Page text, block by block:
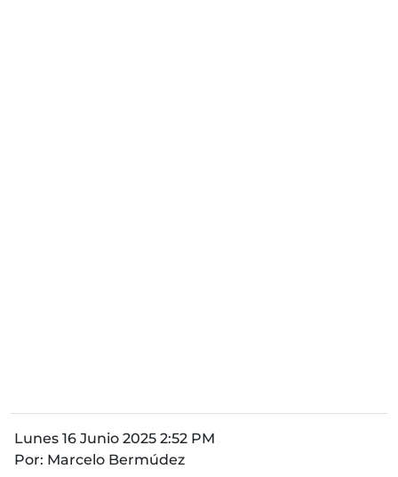
Lunes 16 Junio 2025 2:52 PM
Por: Marcelo Bermúdez